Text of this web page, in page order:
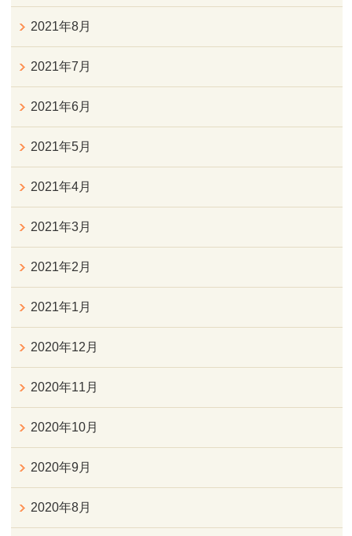
2021年8月
2021年7月
2021年6月
2021年5月
2021年4月
2021年3月
2021年2月
2021年1月
2020年12月
2020年11月
2020年10月
2020年9月
2020年8月